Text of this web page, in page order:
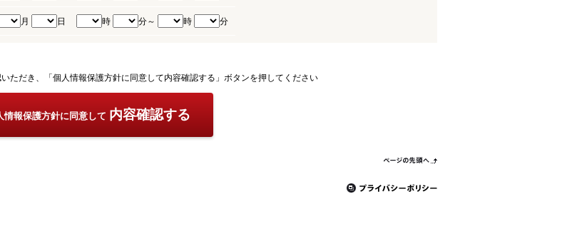
月 日 時 分～ 時 分
ただき、「個人情報保護方針に同意して内容確認する」ボタンを押してください
情報保護方針に同意して 内容確認する